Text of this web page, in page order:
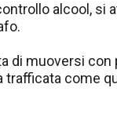
alcool, si
di muoversi con
come